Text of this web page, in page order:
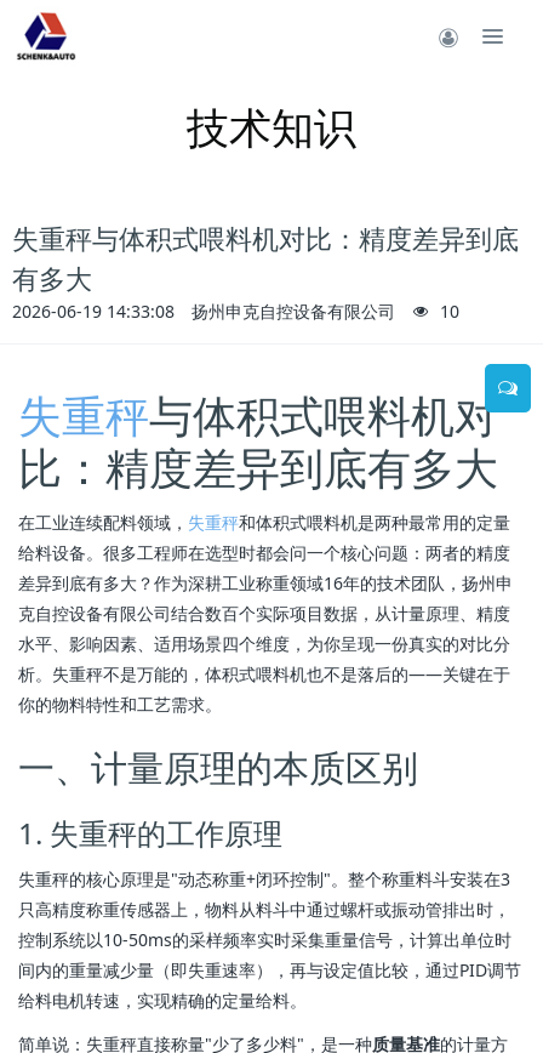
技术知识
失重秤与体积式喂料机对比：精度差异到底
有多大
2026-06-19 14:33:08 扬州申克自控设备有限公司 10
失重秤与体积式喂料机对
比：精度差异到底有多大
在工业连续配料领域， 失重秤和体积式喂料机是两种最常用的定量
给料设备。很多工程师在选型时都会问一个核心问题：两者的精度
差异到底有多大？作为深耕工业称重领域16年的技术团队，扬州申
克自控设备有限公司结合数百个实际项目数据，从计量原理、精度
水平、影响因素、适用场景四个维度，为你呈现一份真实的对比分
析。失重秤不是万能的，体积式喂料机也不是落后的——关键在于
你的物料特性和工艺需求。
一、计量原理的本质区别
1. 失重秤的工作原理
失重秤的核心原理是"动态称重+闭环控制"。整个称重料斗安装在3
只高精度称重传感器上，物料从料斗中通过螺杆或振动管排出时，
控制系统以10-50ms的采样频率实时采集重量信号，计算出单位时
间内的重量减少量（即失重速率），再与设定值比较，通过PID调节
给料电机转速，实现精确的定量给料。
简单说：失重秤直接称量"少了多少料"，是一种质量基准的计量方